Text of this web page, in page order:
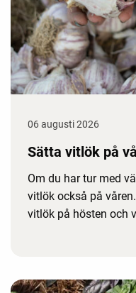
06 augusti 2026
Sätta vitlök på
Om du har tur med
vitlök också på
vitlök på hösten och